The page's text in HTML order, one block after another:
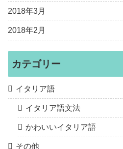
2018年3月
2018年2月
カテゴリー
イタリア語
イタリア語文法
かわいいイタリア語
その他